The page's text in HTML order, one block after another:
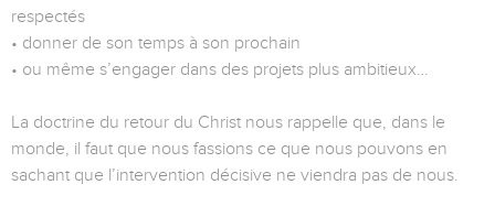
respectés
• donner de son temps à son prochain
• ou même s’engager dans des projets plus ambitieux…
La doctrine du retour du Christ nous rappelle que, dans le
monde, il faut que nous fassions ce que nous pouvons en
sachant que l’intervention décisive ne viendra pas de nous.